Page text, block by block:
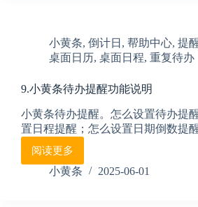
标
签
使
说
小黄条, 倒计日 , 帮助中心, 提
桌面日历, 桌面日程, 重复待办
9.小黄条待办提醒功能说明
小黄条待办提醒。怎么设置待办提
置日程提醒；怎么设置日期倒数提醒
阅读更多
9.
小
小黄条 2025-06-01